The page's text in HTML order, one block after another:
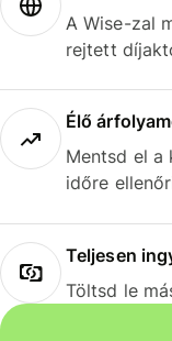
A Wise-zal
rejtett
Élő
Mentsd el a
időre
Teljesen
Töltsd le